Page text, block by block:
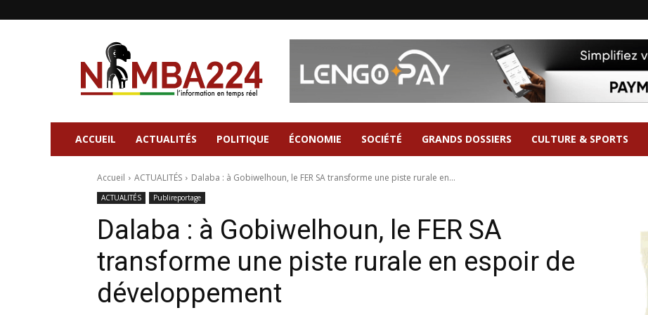
Nimba224
Site
d'information
ACCUEIL ACTUALITÉS POLITIQUE ÉCONOMIE SOCIÉTÉ GRANDS DOSSIERS CULTURE & SPORTS
Accueil ACTUALITÉS Dalaba : à Gobiwelhoun, le FER SA transforme une piste rurale en...
ACTUALITÉS Publireportage
Dalaba : à Gobiwelhoun, le FER SA
transforme une piste rurale en espoir de
développement